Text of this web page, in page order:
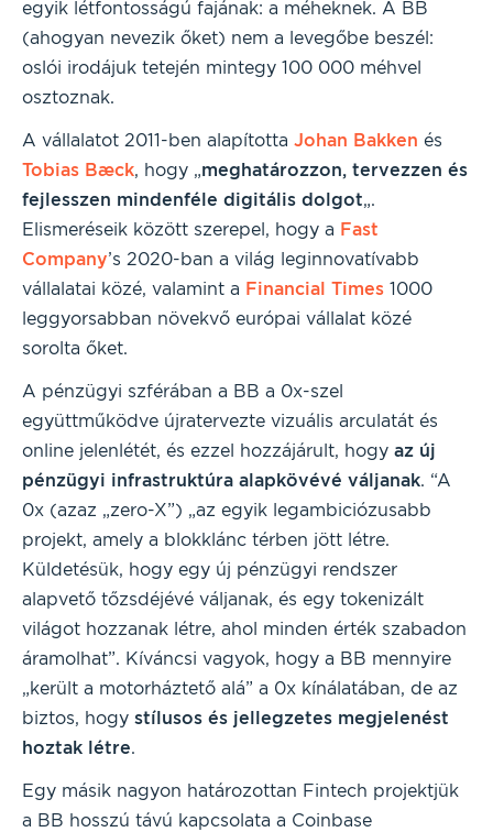
egyik létfontosságú fajának: a méheknek. A BB
(ahogyan nevezik őket) nem a levegőbe beszél:
oslói irodájuk tetején mintegy 100 000 méhvel
osztoznak.
A vállalatot 2011-ben alapította Johan Bakken és
Tobias Bæck, hogy „meghatározzon, tervezzen és
fejlesszen mindenféle digitális dolgot„.
Elismeréseik között szerepel, hogy a Fast
Company’s 2020-ban a világ leginnovatívabb
vállalatai közé, valamint a Financial Times 1000
leggyorsabban növekvő európai vállalat közé
sorolta őket.
A pénzügyi szférában a BB a 0x-szel
együttműködve újratervezte vizuális arculatát és
online jelenlétét, és ezzel hozzájárult, hogy az új
pénzügyi infrastruktúra alapkövévé váljanak. “A
0x (azaz „zero-X”) „az egyik legambiciózusabb
projekt, amely a blokklánc térben jött létre.
Küldetésük, hogy egy új pénzügyi rendszer
alapvető tőzsdéjévé váljanak, és egy tokenizált
világot hozzanak létre, ahol minden érték szabadon
áramolhat”. Kíváncsi vagyok, hogy a BB mennyire
„került a motorháztető alá” a 0x kínálatában, de az
biztos, hogy stílusos és jellegzetes megjelenést
hoztak létre.
Egy másik nagyon határozottan Fintech projektjük
a BB hosszú távú kapcsolata a Coinbase